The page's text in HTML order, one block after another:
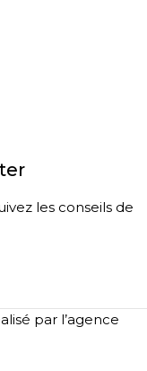
les conseils de
par l’agence